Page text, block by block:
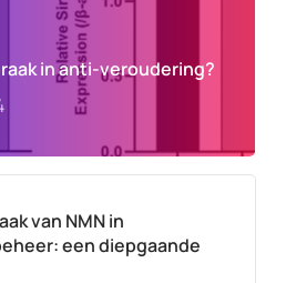
in anti-veroudering?
van NMN in
een diepgaande